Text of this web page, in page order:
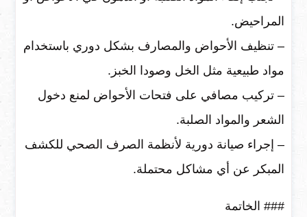
المراحيض.
– تنظيف الأحواض والمصارف بشكل دوري باستخدام
مواد طبيعية مثل الخل وصودا الخبز.
– تركيب مصافي على فتحات الأحواض لمنع دخول
الشعر والمواد الصلبة.
– إجراء صيانة دورية لأنظمة الصرف الصحي للكشف
المبكر عن أي مشاكل محتملة.
### الخاتمة